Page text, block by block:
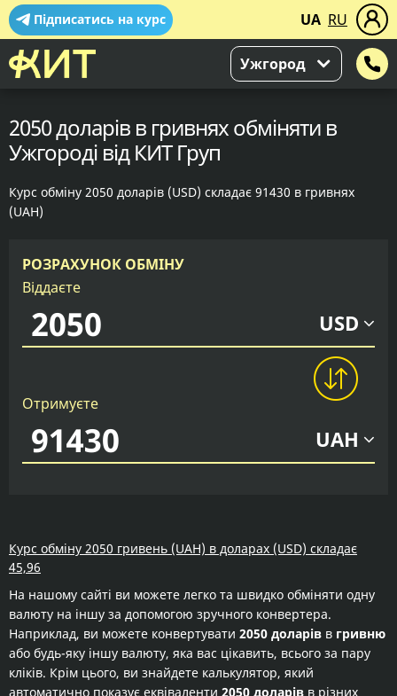
Підписатись на курс UA RU
Ужгород
2050 доларів в гривнях обміняти в
Ужгороді від КИТ Груп
Курс обміну 2050 доларів (USD) складає 91430 в гривнях
(UAH)
РОЗРАХУНОК ОБМІНУ
Віддаєте
USD
Отримуєте
UAH
Курс обміну 2050 гривень (UAH) в доларах (USD) складає
45,96
На нашому сайті ви можете легко та швидко обміняти одну
валюту на іншу за допомогою зручного конвертера.
Наприклад, ви можете конвертувати 2050 доларів в гривню
або будь-яку іншу валюту, яка вас цікавить, всього за пару
кліків. Крім цього, ви знайдете калькулятор, який
автоматично показує еквіваленти 2050 доларів в різних